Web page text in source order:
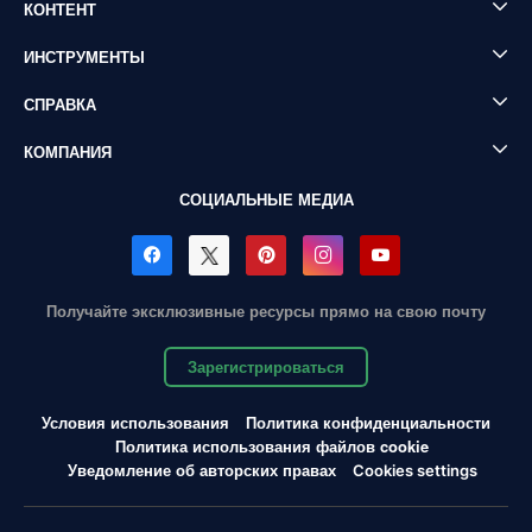
КОНТЕНТ
ИНСТРУМЕНТЫ
СПРАВКА
КОМПАНИЯ
СОЦИАЛЬНЫЕ МЕДИА
Получайте эксклюзивные ресурсы прямо на свою почту
Зарегистрироваться
Условия использования
Политика конфиденциальности
Политика использования файлов cookie
Уведомление об авторских правах
Cookies settings